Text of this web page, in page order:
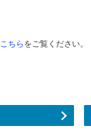
こちら をご覧ください。